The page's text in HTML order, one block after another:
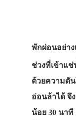
พักผ่อนอย่าง
ช่วงที่เข้าแช่
ด้วยความดั
อ่อนล้าได้ จึ
น้อย 30 นา